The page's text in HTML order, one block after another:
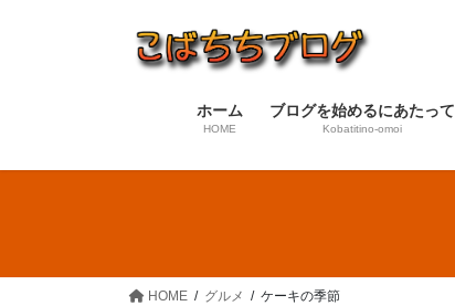
ス
ン
ホーム
HOME
ブログを始めるにあたって
Kobatitino-omoi
HOME グルメ ケーキの季節